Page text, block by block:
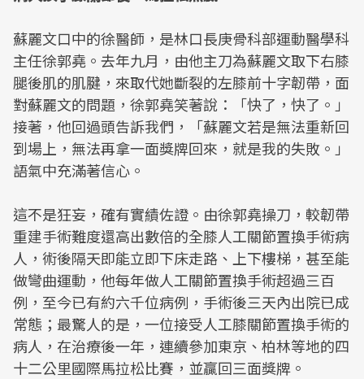
蘇麗文口中的徐醫師，是林口長庚骨科部運動醫學科
主任徐郭堯。去年九月，由他主刀為蘇麗文取下右膝
腿後肌的肌腱，來取代她斷裂的左膝前十字韌帶，面
對蘇麗文的問題，徐郭堯笑著說：「快了，快了。」
接著，他回過頭告訴我們，「蘇麗文若是無法重新回
到場上，無法再拿一面獎牌回來，就是我的失敗。」
語氣中充滿著信心。
這不是狂妄，確有實績佐證。由徐郭堯操刀，較韌帶
重建手術難度還高出數倍的全膝人工關節置換手術病
人，術後隔天即能立即下床走路、上下樓梯，甚至能
做彎曲運動，他每年做人工關節置換手術超過三百
例，至今已有約六千位病例，手術後三天內出院已成
常態；最驚人的是，一位接受人工膝關節置換手術的
病人，在治療後一年，連續參加東京、柏林等地的四
十二公里國際馬拉松比賽，並贏回三面獎牌。